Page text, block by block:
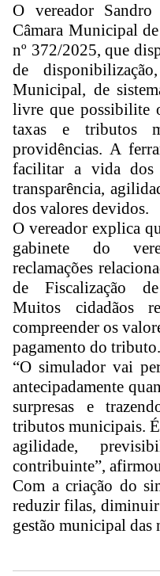
O vereador
Câmara Municipal
nº 372/2025, que
de
Municipal, de
livre que possibilite
taxas e tributos
providências. A
facilitar a vida dos
transparência,
dos valores devidos.
O vereador explica
gabinete do
reclamações
de Fiscalização
Muitos cidadãos
compreender os
pagamento do tributo.
“O simulador vai
antecipadamente
surpresas e
tributos municipais.
agilidade,
contribuinte”,
Com a criação do
reduzir filas, diminuir
gestão municipal das